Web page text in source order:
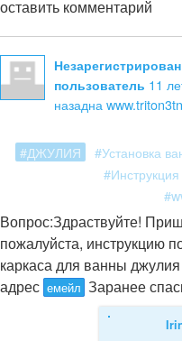
оставить комментарий
пользователь 11
назадна
#ДЖУЛИЯ #Установка
#Инструкция
Вопрос:Здраствуйте!
пожалуйста, инструкцию
каркаса для ванны
адрес емейл Заранее